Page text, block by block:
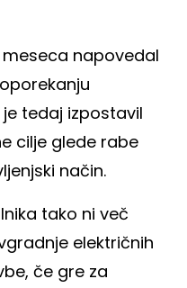
napovedal
tedaj izpostavil
cilje glede rabe
način.
tako ni več
električnih
če gre za